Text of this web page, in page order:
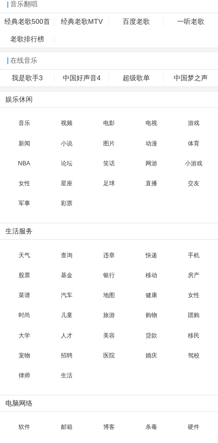
音乐翻唱
经典老歌500首 经典老歌MTV 百度老歌 一听老歌
老歌排行榜
在线音乐
我是歌手3 中国好声音4 超级歌单 中国梦之声
娱乐休闲
音乐 视频 电影 电视 游戏
新闻 小说 图片 动漫 体育
NBA 论坛 笑话 网游 小游戏
女性 星座 足球 直播 交友
军事 彩票
生活服务
天气 查询 违章 快递 手机
股票 基金 银行 移动 房产
菜谱 汽车 地图 健康 女性
时尚 儿童 旅游 购物 团购
大学 人才 美容 贷款 移民
宠物 招聘 医院 婚庆 驾校
律师 生活
电脑网络
软件 邮箱 博客 杀毒 硬件